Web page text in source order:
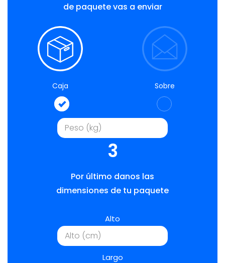
de paquete vas a enviar
Caja Sobre
3
Por último danos las
dimensiones de tu paquete
Alto
Largo